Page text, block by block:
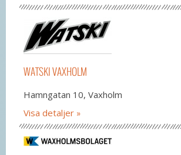
WATSKI VAXHOLM
Hamngatan 10, Vaxholm
Visa detaljer